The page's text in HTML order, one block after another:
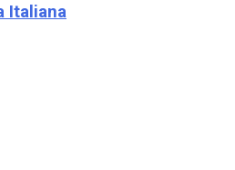
Italiana